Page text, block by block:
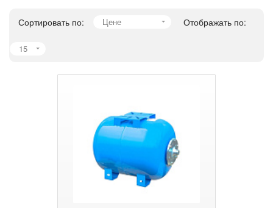
Сортировать по: Цене Отображать по:
15